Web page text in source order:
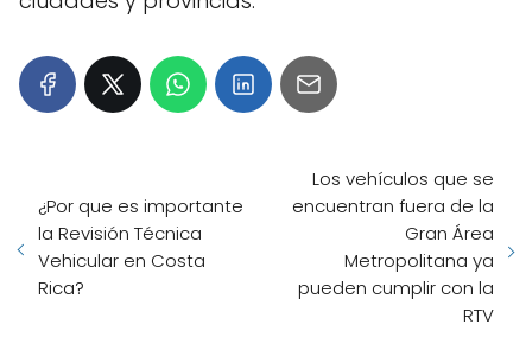
¿Por que es importante
la Revisión Técnica
Vehicular en Costa
Rica?
Los vehículos que se
encuentran fuera de la
Gran Área
Metropolitana ya
pueden cumplir con la
RTV